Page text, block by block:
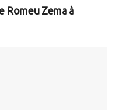
Romeu Zema à